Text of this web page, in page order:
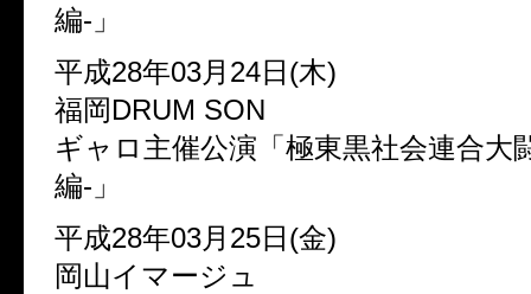
編-」
平成28年03月24日(木)
福岡DRUM SON
ギャロ主催公演「極東黒社会連合大
編-」
平成28年03月25日(金)
岡山イマージュ